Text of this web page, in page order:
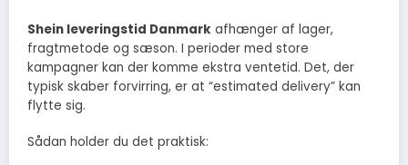
Shein leveringstid Danmark afhænger af lager,
fragtmetode og sæson. I perioder med store
kampagner kan der komme ekstra ventetid. Det, der
typisk skaber forvirring, er at “estimated delivery” kan
flytte sig.
Sådan holder du det praktisk: